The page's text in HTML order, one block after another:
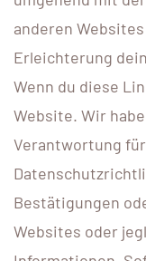
anderen
Erleichterung
Wenn du diese
Website. Wir
Verantwortung
Bestätigungen
Websites oder